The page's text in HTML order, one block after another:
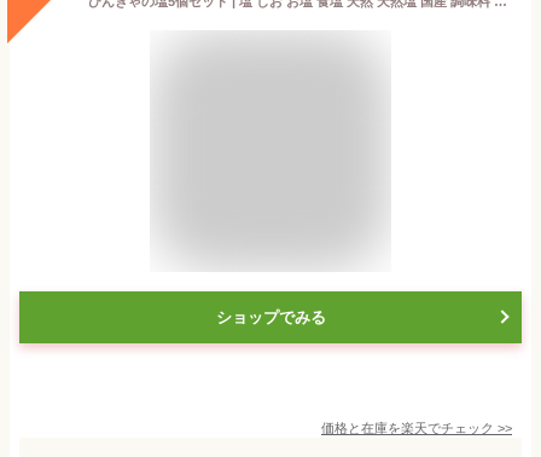
ショップでみる
価格と在庫を楽天でチェック >>